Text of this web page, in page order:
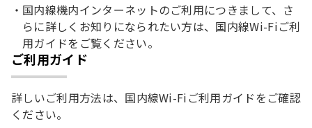
国内線機内インターネットのご利用につきまして、さ
らに詳しくお知りになられたい方は、国内線Wi-Fiご利
用ガイドをご覧ください。
ご利用ガイド
詳しいご利用方法は、国内線Wi-Fiご利用ガイドをご確認
ください。